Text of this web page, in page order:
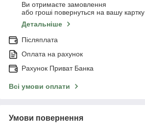
Ви отримаєте замовлення
або гроші повернуться на вашу картку
Детальніше
Післяплата
Оплата на рахунок
Рахунок Приват Банка
Всі умови оплати
Умови повернення